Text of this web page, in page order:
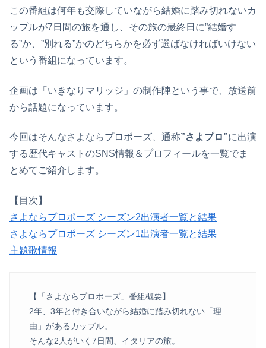
この番組は何年も交際していながら結婚に踏み切れないカ
ップルが7日間の旅を通し、その旅の最終日に”結婚す
る”か、”別れる”かのどちらかを必ず選ばなければいけない
という番組になっています。
企画は「いきなりマリッジ」の制作陣という事で、放送前
から話題になっています。
今回はそんなさよならプロポーズ、通称”さよプロ”に出演
する歴代キャストのSNS情報＆プロフィールを一覧でま
とめてご紹介します。
【目次】
さよならプロポーズ シーズン2出演者一覧と結果
さよならプロポーズ シーズン1出演者一覧と結果
主題歌情報
【「さよならプロポーズ」番組概要】
2年、3年と付き合いながら結婚に踏み切れない「理
由」があるカップル。
そんな2人がいく7日間、イタリアの旅。